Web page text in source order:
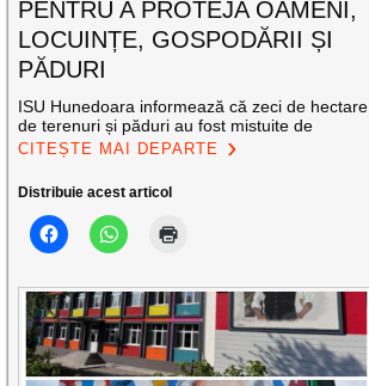
PENTRU A PROTEJA OAMENI,
LOCUINȚE, GOSPODĂRII ȘI
PĂDURI
ISU Hunedoara informează că zeci de hectare
de terenuri și păduri au fost mistuite de
CITEȘTE MAI DEPARTE
Distribuie acest articol